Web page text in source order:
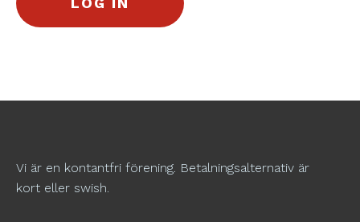
Vi är en kontantfri förening. Betalningsalternativ är
kort eller swish.